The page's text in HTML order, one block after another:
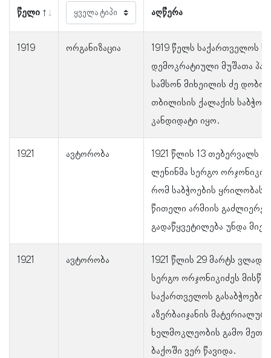
წელი აღწერა
1919 ორგანიზაცია
1919 წელს საქართველოს
დემოკრატიული მუშათა
სამსონ მიხეილის ძე
თბილისის ქალაქის საბჭოს
კანდიდატი იყო.
1921 ავტორობა
1921 წლის 13 თებერვალს
ლენინმა სერგო
რომ საბჭოების ყრილობას
წითელი არმიის
გადაწყვეტილება უნდა
1921 ავტორობა
1921 წლის 29 მარტს
სერგო ორჯონიკიძეს
საქართველოს გასაბჭოების
აზერბაიჯანის მატერიალური
ხელმოკლეობის გამო
ბაქოში ვერ წავიდა.